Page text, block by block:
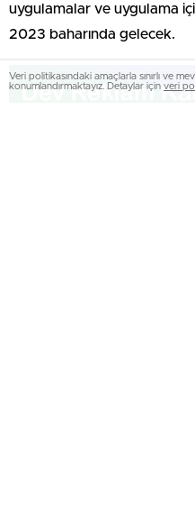
uygulamalar ve uygulama
2023 baharında gelecek.
Veri politikasındaki amaçlarla sınırlı ve
konumlandırmaktayız. Detaylar için veri